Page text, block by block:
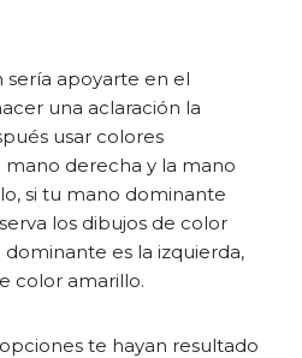
sería apoyarte en el
una aclaración la
usar colores
mano derecha y la mano
si tu mano dominante
los dibujos de color
es la izquierda,
color amarillo.
te hayan resultado